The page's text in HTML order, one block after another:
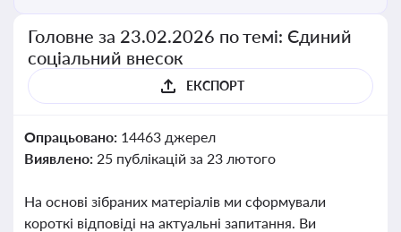
Головне за 23.02.2026 по темі: Єдиний
соціальний внесок
ЕКСПОРТ
Опрацьовано: 14463 джерел
Виявлено: 25 публікацій за 23 лютого
На основі зібраних матеріалів ми сформували
короткі відповіді на актуальні запитання. Ви